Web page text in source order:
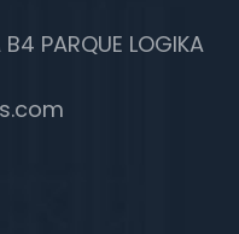
PARQUE LOGIKA